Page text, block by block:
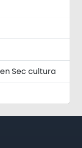
Sec cultura